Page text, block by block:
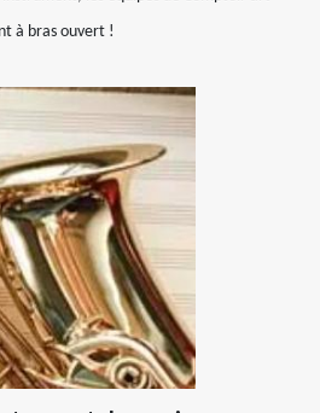
à bras ouvert !